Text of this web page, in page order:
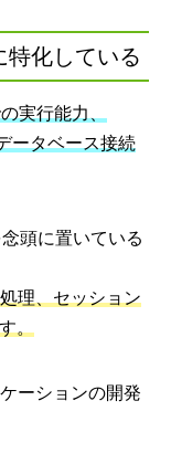
特化している
実行能力、
ータベース接続
頭に置いている
理、セッション
。
ーションの開発